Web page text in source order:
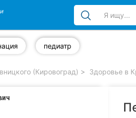
педиатр
(Кировоград) Здоровье в